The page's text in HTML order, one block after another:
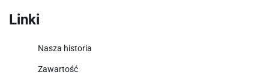
Linki
Nasza historia
Zawartość